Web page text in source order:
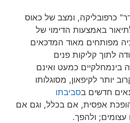
כרפובליקה, ומצב של כאוס
באמצעות הדימוי של
מפותחים מאוד המדכאים
לתוך קליקות פנים
בינמחלקיים כמעט ואינם
יותר לקיפאון, מסוגלותו
חדשים בסביבתו
אפסית, אם בכלל, וגם אם
עצומים; ולהפך.